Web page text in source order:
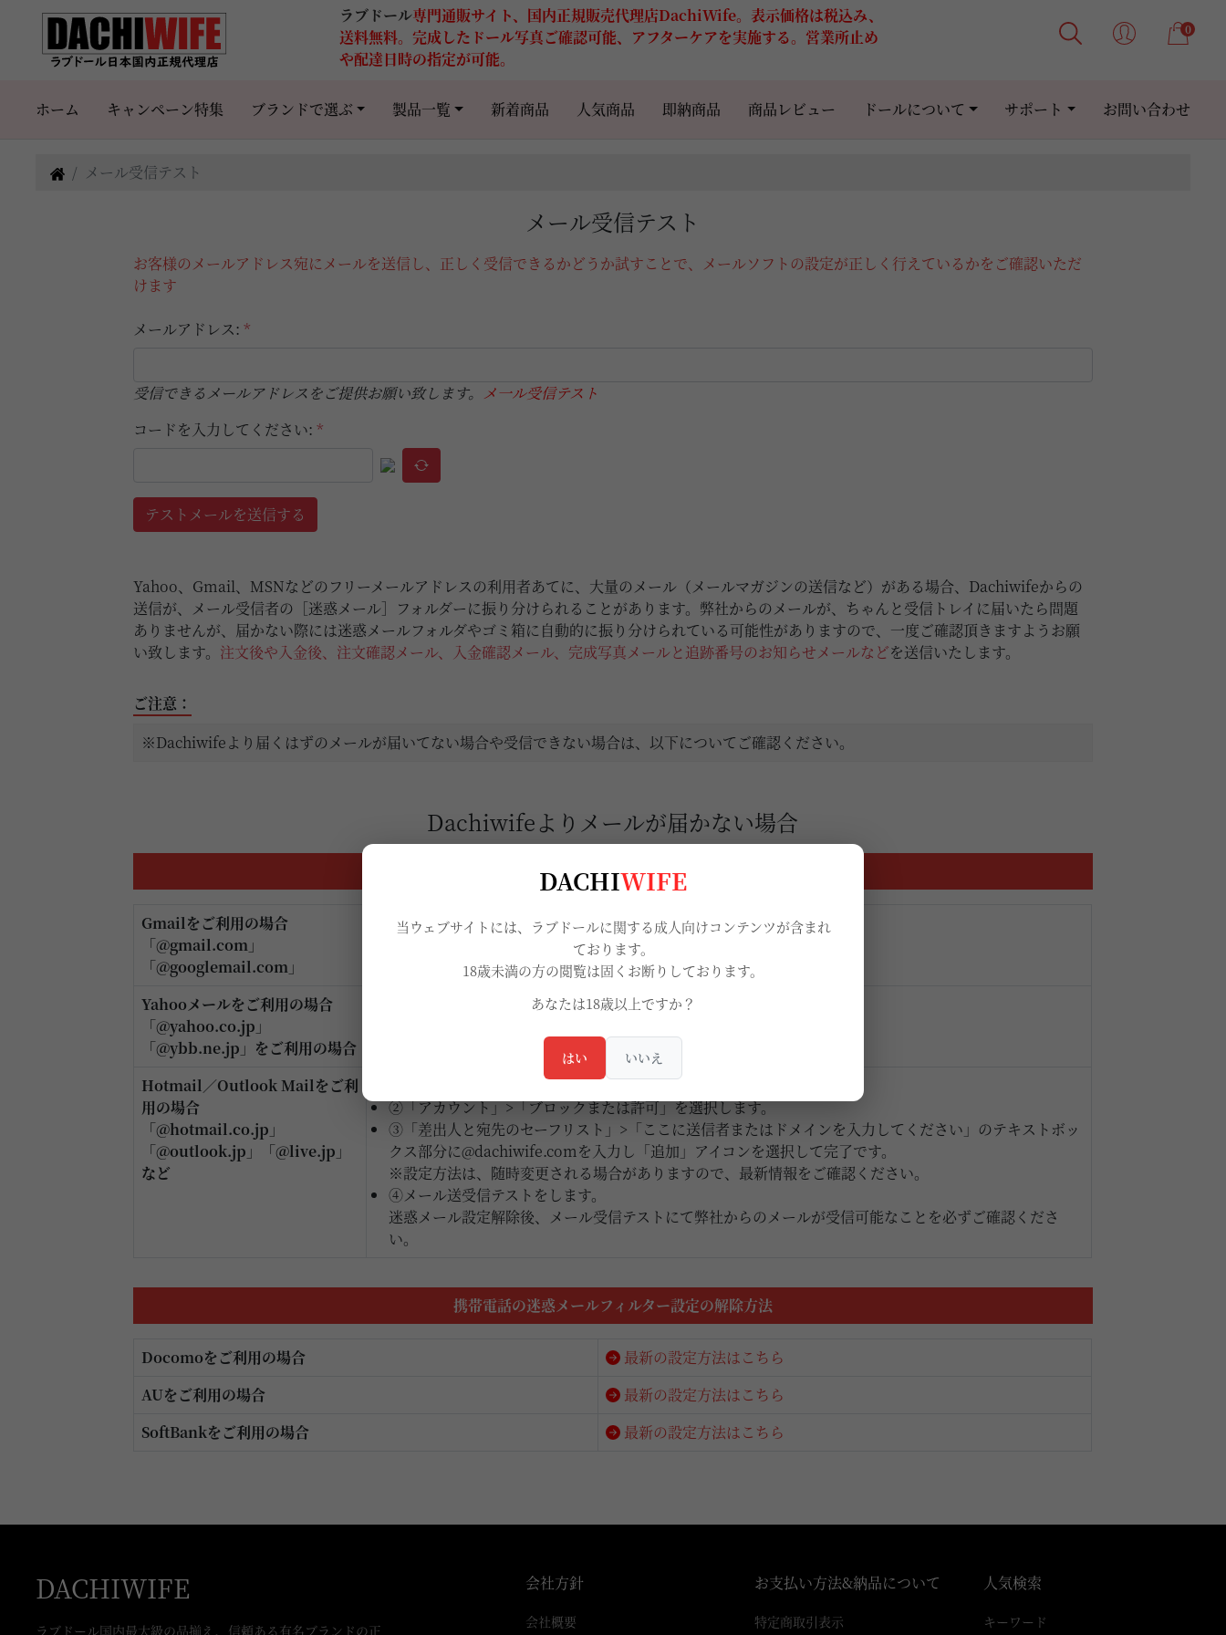
ラブドール専門通販サイト、国内正規販売代理店DachiWife。表示価格は税込み、
送料無料。完成したドール写真ご確認可能、アフターケアを実施する。営業所止め
や配達日時の指定が可能。
0
ホーム キャンペーン特集 ブランドで選ぶ 製品一覧 新着商品 人気商品 即納商品 商品レビュー ドールについて サポート お問い合わせ
メール受信テスト
メール受信テスト
お客様のメールアドレス宛にメールを送信し、正しく受信できるかどうか試すことで、メールソフトの設定が正しく行えているかをご確認いただ
けます
メールアドレス: *
受信できるメールアドレスをご提供お願い致します。 メ一ル受信テスト
コードを入力してください: *
テストメールを送信する
Yahoo、Gmail、MSNなどのフリーメールアドレスの利用者あてに、大量のメール（メールマガジンの送信など）がある場合、Dachiwifeからの
送信が、メール受信者の［迷惑メール］フォルダーに振り分けられることがあります。弊社からのメールが、ちゃんと受信トレイに届いたら問題
ありませんが、届かない際には迷惑メールフォルダやゴミ箱に自動的に振り分けられている可能性がありますので、一度ご確認頂きますようお願
い致します。 注文後や入金後、注文確認メール、入金確認メール、完成写真メールと追跡番号のお知らせメールなどを送信いたします。
ご注意：
※Dachiwifeより届くはずのメールが届いてない場合や受信できない場合は、以下についてご確認ください。
Dachiwifeよりメールが届かない場合
WEBメールの迷惑メールフィルター設定の解除方法
Gmailをご利用の場合
「@gmail.com」
「@googlemail.com」
最新の設定方法はこちら
Yahooメールをご利用の場合
「@yahoo.co.jp」
「@ybb.ne.jp」をご利用の場合
最新の設定方法はこちら
Hotmail／Outlook Mailをご利
用の場合
「@hotmail.co.jp」
「@outlook.jp」「@live.jp」
など
① Outlook on the webにログインします。
②「アカウント」>「ブロックまたは許可」を選択します。
③「差出人と宛先のセーフリスト」>「ここに送信者またはドメインを入力してください」のテキストボッ
クス部分に@dachiwife.comを入力し「追加」アイコンを選択して完了です。
※設定方法は、随時変更される場合がありますので、最新情報をご確認ください。
④メール送受信テストをします。
迷惑メール設定解除後、メール受信テストにて弊社からのメールが受信可能なことを必ずご確認くださ
い。
携帯電話の迷惑メールフィルター設定の解除方法
Docomoをご利用の場合
最新の設定方法はこちら
AUをご利用の場合
最新の設定方法はこちら
SoftBankをご利用の場合
最新の設定方法はこちら
DACHIWIFE
ラブドール国内最大級の品揃え、信頼ある有名ブランドの正
会社方針
会社概要
お支払い方法&納品について
特定商取引表示
人気検索
キーワード
DACHIWIFE
当ウェブサイトには、ラブドールに関する成人向けコンテンツが含まれ
ております。
18歳未満の方の閲覧は固くお断りしております。
あなたは18歳以上ですか？
はい いいえ